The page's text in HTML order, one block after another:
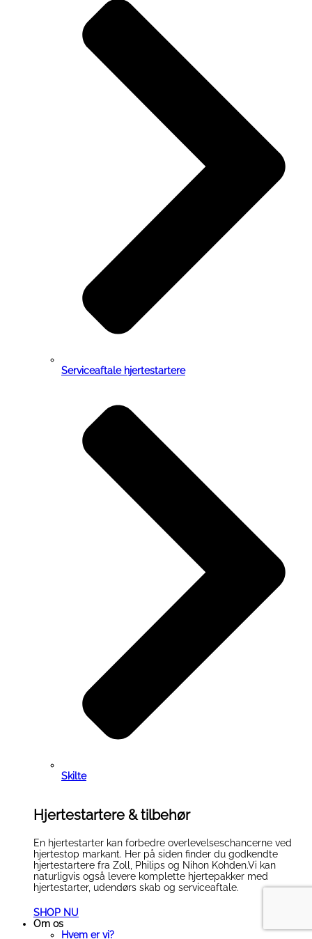
Serviceaftale hjertestartere
Skilte
Hjertestartere & tilbehør
En hjertestarter kan forbedre overlevelseschancerne ved
hjertestop markant. Her på siden finder du godkendte
hjertestartere fra Zoll, Philips og Nihon Kohden.Vi kan
naturligvis også levere komplette hjertepakker med
hjertestarter, udendørs skab og serviceaftale.
SHOP NU
Om os
Hvem er vi?